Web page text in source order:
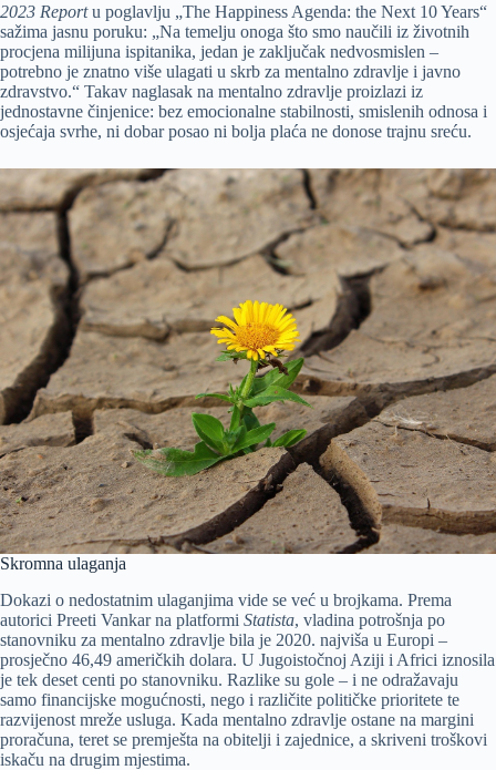
2023 Reportu poglavlju „The Happiness Agenda: the Next 10 Years“
sažima jasnu poruku: „Na temelju onoga što smo naučili iz životnih
procjena milijuna ispitanika, jedan je zaključak nedvosmislen –
potrebno je znatno više ulagati u skrb za mentalno zdravlje i javno
zdravstvo.“ Takav naglasak na mentalno zdravlje proizlazi iz
jednostavne činjenice: bez emocionalne stabilnosti, smislenih odnosa i
osjećaja svrhe, ni dobar posao ni bolja plaća ne donose trajnu sreću.
Skromna ulaganja
Dokazi o nedostatnim ulaganjima vide se već u brojkama. Prema
autorici Preeti Vankar na platformi Statista, vladina potrošnja po
stanovniku za mentalno zdravlje bila je 2020. najviša u Europi –
prosječno 46,49 američkih dolara. U Jugoistočnoj Aziji i Africi iznosila
je tek deset centi po stanovniku. Razlike su gole – i ne odražavaju
samo financijske mogućnosti, nego i različite političke prioritete te
razvijenost mreže usluga. Kada mentalno zdravlje ostane na margini
proračuna, teret se premješta na obitelji i zajednice, a skriveni troškovi
iskaču na drugim mjestima.